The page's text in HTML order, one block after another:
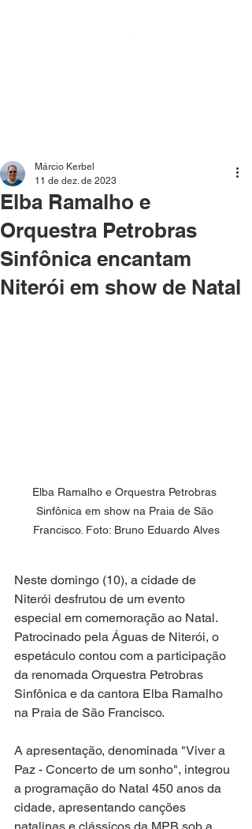
Elba Ramalho e
Orquestra Petrobras
Sinfônica encantam
Niterói em show de Natal
Márcio Kerbel
11 de dez. de 2023
Elba Ramalho e Orquestra Petrobras
Sinfônica em show na Praia de São
Francisco. Foto: Bruno Eduardo Alves
Neste domingo (10), a cidade de
Niterói desfrutou de um evento
especial em comemoração ao Natal.
Patrocinado pela Águas de Niterói, o
espetáculo contou com a participação
da renomada Orquestra Petrobras
Sinfônica e da cantora Elba Ramalho
na Praia de São Francisco.
A apresentação, denominada "Viver a
Paz - Concerto de um sonho", integrou
a programação do Natal 450 anos da
cidade, apresentando canções